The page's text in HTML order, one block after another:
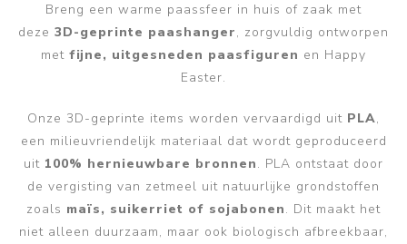
Breng een warme paassfeer in huis of zaak met
deze 3D-geprinte paashanger, zorgvuldig ontworpen
met fijne, uitgesneden paasfiguren en Happy
Easter.
Onze 3D-geprinte items worden vervaardigd uit PLA,
een milieuvriendelijk materiaal dat wordt geproduceerd
uit 100% hernieuwbare bronnen. PLA ontstaat door
de vergisting van zetmeel uit natuurlijke grondstoffen
zoals maïs, suikerriet of sojabonen. Dit maakt het
niet alleen duurzaam, maar ook biologisch afbreekbaar,